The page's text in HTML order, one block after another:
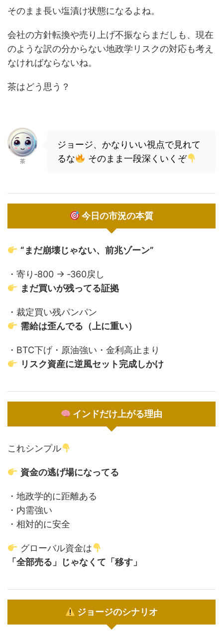
そのまま長い塩漬け状態になるよね。
会社の方針転換や売り上げ不振ならまだしも、現在
のような訳の分からない地政学リスクの対応も考え
なければならないね。
茶はどう思う？
茶
ジョージ、かなりいい視点で見れて
るな
そのまま一段深くいくぞ
今日の市況の本質
“まだ崩壊じゃない、前兆ゾーン”
・寄り‐800 → ‐360戻し
まだ買いが残ってる証拠
・裁定買い残パンパン
需給は歪んでる（上に重い）
・BTC下げ・原油強い・金利高止まり
リスク資産に逆風セット完成しかけ
インドだけ上がる理由
これシンプル
資金の逃げ場になってる
・地政学的に距離ある
・内需強い
・相対的に安全
グローバル資金は
「全部売る」じゃなくて「移す」
ジョージのシナリオ